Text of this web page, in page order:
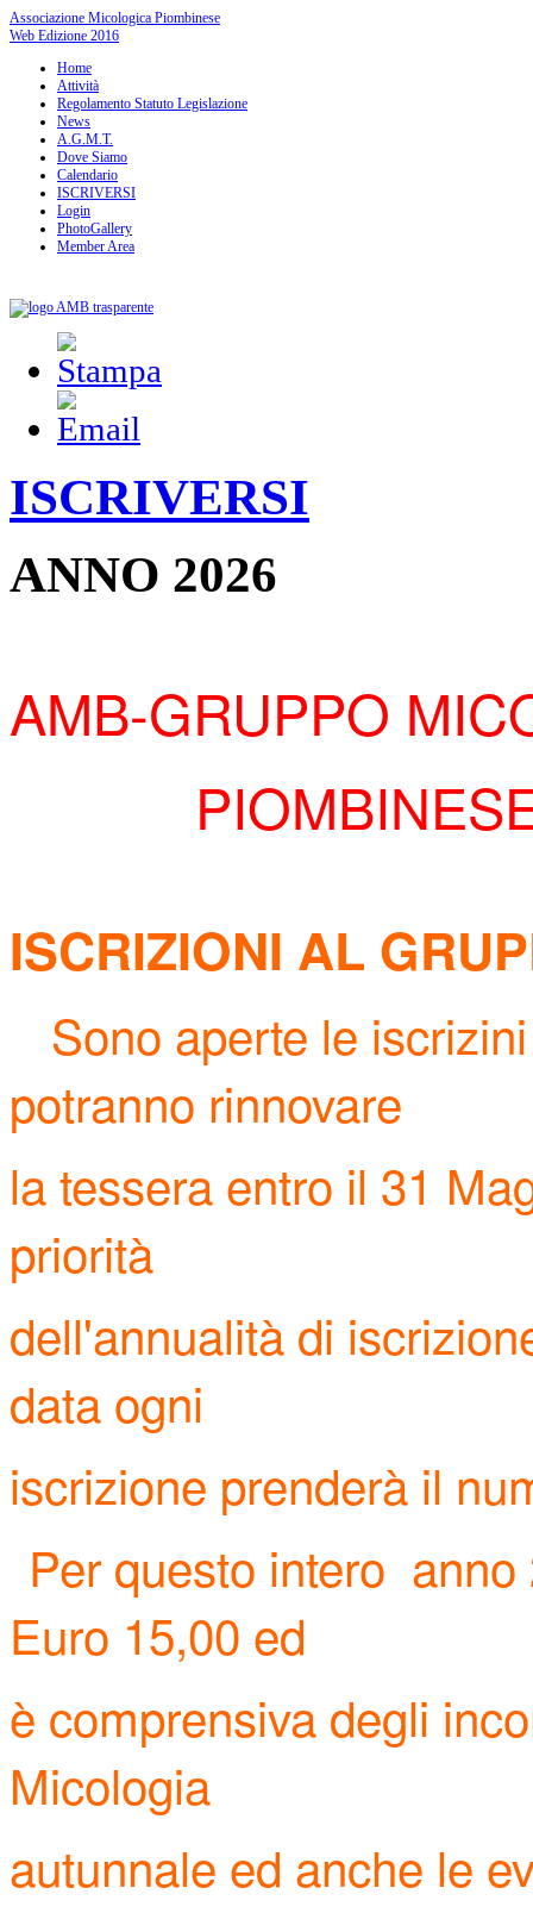
Associazione Micologica Piombinese
Web Edizione 2016
Home
Attività
Regolamento Statuto Legislazione
News
A.G.M.T.
Dove Siamo
Calendario
ISCRIVERSI
Login
PhotoGallery
Member Area
ISCRIVERSI
ANNO 2026
AMB-GRUPPO
ISCRIZIONI AL
Sono aperte le
potranno rinnovare
la tessera entro il 31
priorità
dell'annualità di
data ogni
iscrizione prenderà il
Per questo intero
Euro 15,00 ed
è comprensiva degli
Micologia
autunnale ed anche le